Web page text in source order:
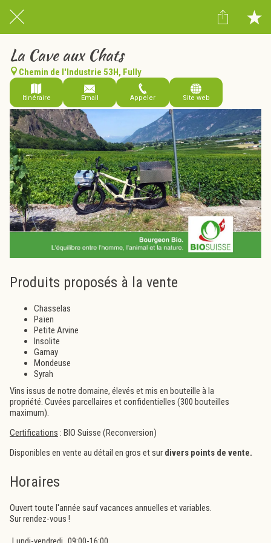
La Cave aux Chats
Chemin de l'Industrie 53H, Fully
Itinéraire Email Appeler Site web
Produits proposés à la vente
Chasselas
Païen
Petite Arvine
Insolite
Gamay
Mondeuse
Syrah
Vins issus de notre domaine, élevés et mis en bouteille à la
propriété. Cuvées parcellaires et confidentielles (300 bouteilles
maximum).
Certifications : BIO Suisse (Reconversion)
Disponibles en vente au détail en gros et sur divers points de vente.
Horaires
Ouvert toute l'année sauf vacances annuelles et variables.
Sur rendez-vous !